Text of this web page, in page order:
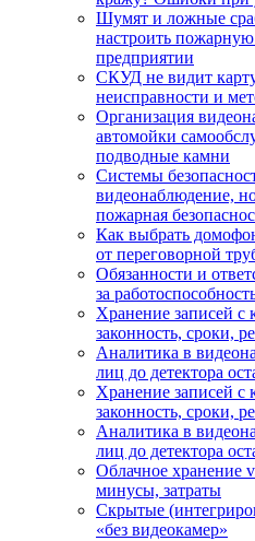
Шумят и ложные
настроить
предприятии
СКУД не видит
неисправности и
Организация
автомойки
подводные камни
Системы
видеонаблюдение,
пожарная
Как выбрать
от переговорной
Обязанности и
за
Хранение записей с
законность, сроки,
Аналитика в
лиц до детектора
Хранение записей с
законность, сроки,
Аналитика в
лиц до детектора
Облачное хранение
минусы, затраты
Скрытые
«без видеокамер»